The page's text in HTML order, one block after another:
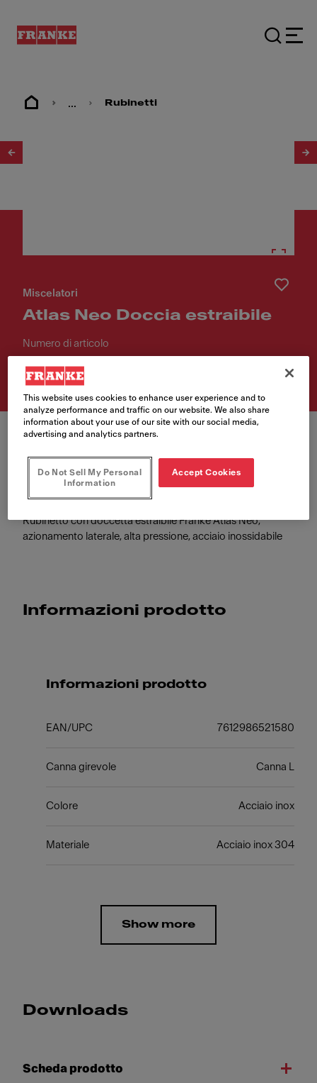
... Rubinetti
Miscelatori
Atlas Neo Doccia estraibile
Numero di articolo
115.0741.710
Rubinetto con doccetta estraibile Franke Atlas Neo,
azionamento laterale, alta pressione, acciaio inossidabile
Informazioni prodotto
Informazioni prodotto
EAN/UPC 7612986521580
Canna girevole Canna L
Colore Acciaio inox
Materiale Acciaio inox 304
Show more
Downloads
Scheda prodotto
This website uses cookies to enhance user experience and to
analyze performance and traffic on our website. We also share
information about your use of our site with our social media,
advertising and analytics partners.
Do Not Sell My Personal
Information
Accept Cookies